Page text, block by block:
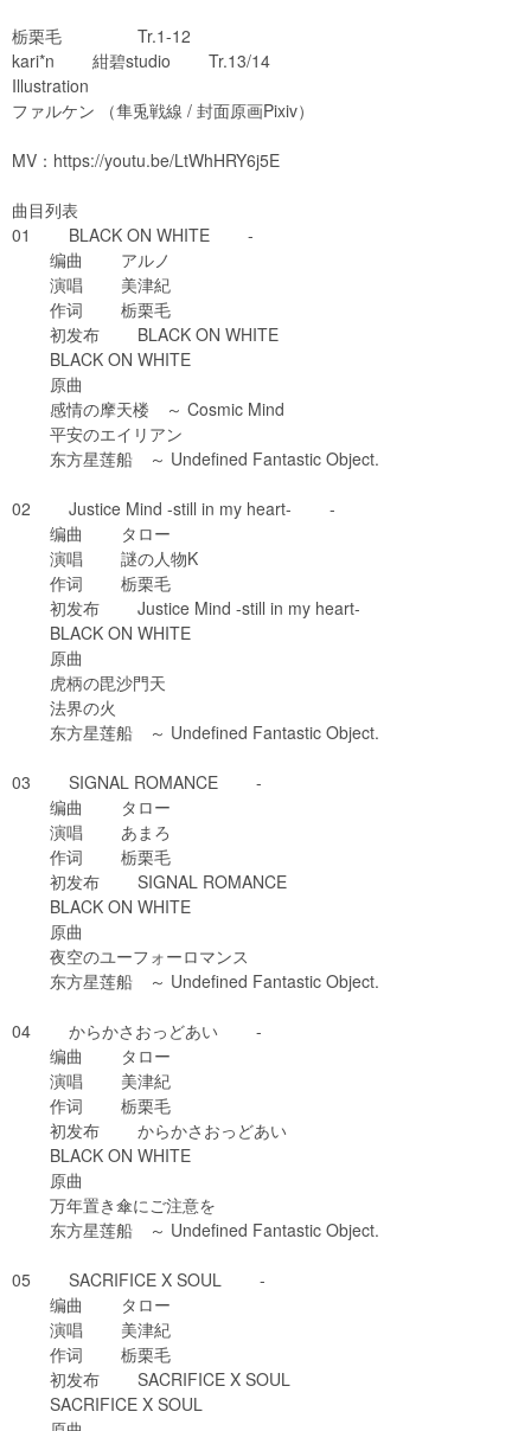
栃栗毛 Tr.1-12
kari*n 紺碧studio Tr.13/14
Illustration
ファルケン （隼兎戦線 / 封面原画Pixiv）
MV： https://youtu.be/LtWhHRY6j5E
曲目列表
01 BLACK ON WHITE -
编曲 アルノ
演唱 美津紀
作词 栃栗毛
初发布 BLACK ON WHITE
BLACK ON WHITE
原曲
感情の摩天楼 ～ Cosmic Mind
平安のエイリアン
东方星莲船 ～ Undefined Fantastic Object.
02 Justice Mind -still in my heart- -
编曲 タロー
演唱 謎の人物K
作词 栃栗毛
初发布 Justice Mind -still in my heart-
BLACK ON WHITE
原曲
虎柄の毘沙門天
法界の火
东方星莲船 ～ Undefined Fantastic Object.
03 SIGNAL ROMANCE -
编曲 タロー
演唱 あまろ
作词 栃栗毛
初发布 SIGNAL ROMANCE
BLACK ON WHITE
原曲
夜空のユーフォーロマンス
东方星莲船 ～ Undefined Fantastic Object.
04 からかさおっどあい -
编曲 タロー
演唱 美津紀
作词 栃栗毛
初发布 からかさおっどあい
BLACK ON WHITE
原曲
万年置き傘にご注意を
东方星莲船 ～ Undefined Fantastic Object.
05 SACRIFICE X SOUL -
编曲 タロー
演唱 美津紀
作词 栃栗毛
初发布 SACRIFICE X SOUL
SACRIFICE X SOUL